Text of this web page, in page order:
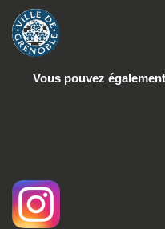
Vous pouvez